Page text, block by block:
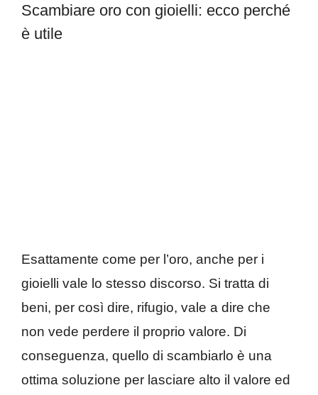
Scambiare oro con gioielli: ecco perché
è utile
Esattamente come per l’oro, anche per i
gioielli vale lo stesso discorso. Si tratta di
beni, per così dire, rifugio, vale a dire che
non vede perdere il proprio valore. Di
conseguenza, quello di scambiarlo è una
ottima soluzione per lasciare alto il valore ed